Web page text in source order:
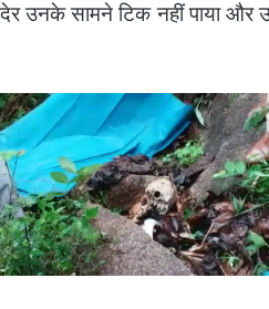
उनके सामने टिक नहीं पाया और